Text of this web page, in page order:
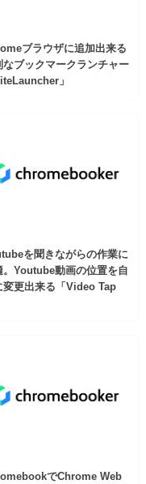
ブラウザに追加出来る
なブックマークランチャー
」
を聞きながらの作業に
。Youtube動画の位置を自
変更出来る「Video Tap
でChrome Web